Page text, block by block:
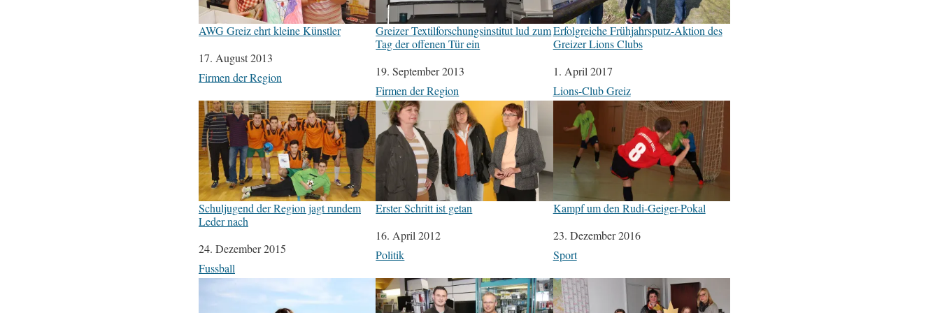
AWG Greiz ehrt kleine Künstler
Datum
17. August 2013
In Bezug auf
Firmen der Region
Greizer Textilforschungsinstitut lud zum
Tag der offenen Tür ein
Datum
19. September 2013
In Bezug auf
Firmen der Region
Erfolgreiche Frühjahrsputz-Aktion des
Greizer Lions Clubs
Datum
1. April 2017
In Bezug auf
Lions-Club Greiz
Schuljugend der Region jagt rundem
Leder nach
Datum
24. Dezember 2015
In Bezug auf
Fussball
Erster Schritt ist getan
Datum
16. April 2012
In Bezug auf
Politik
Kampf um den Rudi-Geiger-Pokal
Datum
23. Dezember 2016
In Bezug auf
Sport